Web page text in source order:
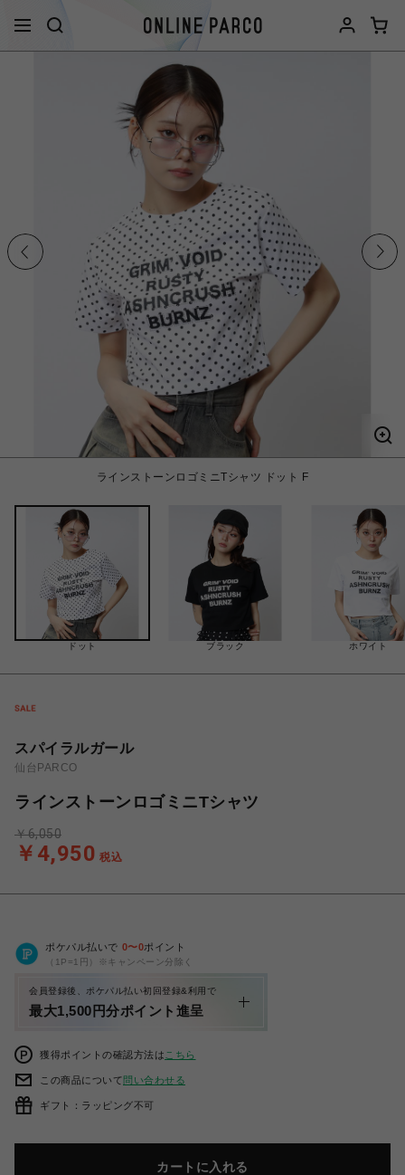
ラインストーンロゴミニTシャツ ドット F
ドット ブラック ホワイト
スパイラルガール
仙台PARCO
ラインストーンロゴミニTシャツ
￥4,950 税込
￥6,050
ポケパル払いで 0〜0ポイント
（1P=1円）※キャンペーン分除く
会員登録後、ポケパル払い初回登録&利用で
最大1,500円分ポイント進呈
獲得ポイントの確認方法は こちら
この商品について問い合わせる
ギフト：ラッピング不可
カートに入れる